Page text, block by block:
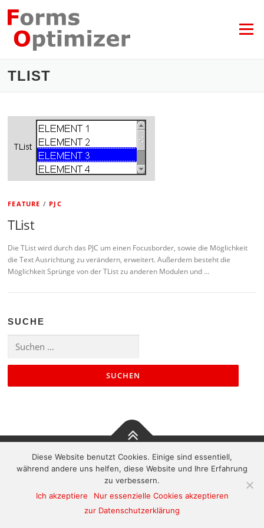
Inhalt
springen
Menü
TLIST
FEATURE / PJC
TList
Die TList wird durch das PJC um einen Focusborder, sowie die Möglichkeit
die Text Ausrichtung zu verändern, erweitert. Außerdem besteht die
Möglichkeit Sprünge von der TList zu anderen Modulen und …
SUCHE
nach:
Kontakt|Impressum|Sitemap
Diese Website benutzt Cookies. Einige sind essentiell,
während andere uns helfen, diese Website und Ihre Erfahrung
zu verbessern.
Ich akzeptiere
Nur essenzielle Cookies akzeptieren
zur Datenschutzerklärung